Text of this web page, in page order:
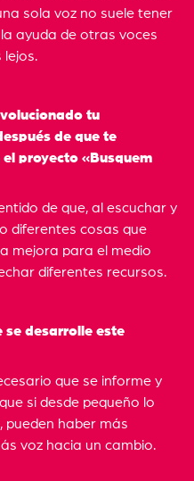
sola voz no suele tener
ayuda de otras voces
lejos.
tu
de que te
proyecto «Busquem
de que, al escuchar y
diferentes cosas que
mejora para el medio
diferentes recursos.
se desarrolle este
que se informe y
si desde pequeño lo
pueden haber más
voz hacia un cambio.